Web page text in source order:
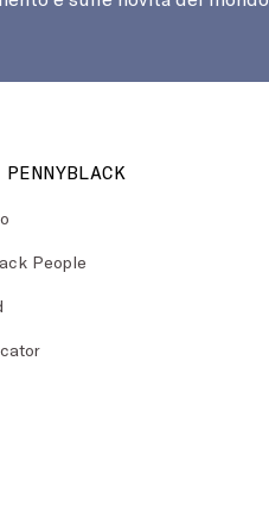
PENNYBLACK
People